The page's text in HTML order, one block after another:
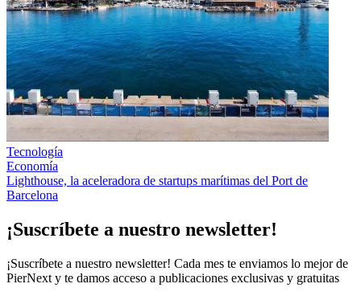
Tecnología
Economía
Lighthouse, la aceleradora de startups marítimas del Port de
Barcelona
¡Suscríbete a nuestro newsletter!
¡Suscríbete a nuestro newsletter! Cada mes te enviamos lo mejor de
PierNext y te damos acceso a publicaciones exclusivas y gratuitas